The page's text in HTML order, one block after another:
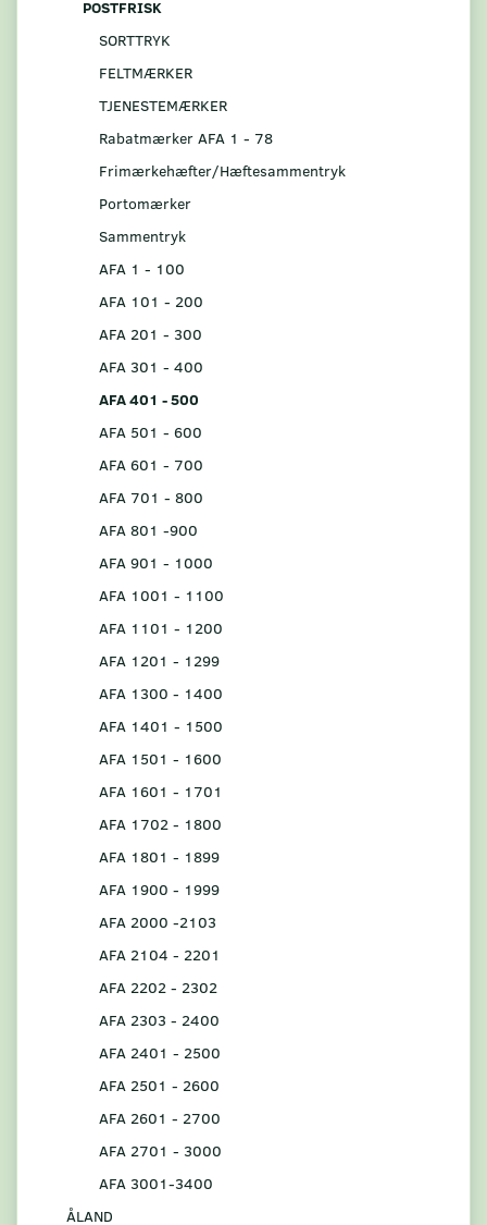
POSTFRISK
SORTTRYK
FELTMÆRKER
TJENESTEMÆRKER
Rabatmærker AFA 1 - 78
Frimærkehæfter/Hæftesammentryk
Portomærker
Sammentryk
AFA 1 - 100
AFA 101 - 200
AFA 201 - 300
AFA 301 - 400
AFA 401 - 500
AFA 501 - 600
AFA 601 - 700
AFA 701 - 800
AFA 801 -900
AFA 901 - 1000
AFA 1001 - 1100
AFA 1101 - 1200
AFA 1201 - 1299
AFA 1300 - 1400
AFA 1401 - 1500
AFA 1501 - 1600
AFA 1601 - 1701
AFA 1702 - 1800
AFA 1801 - 1899
AFA 1900 - 1999
AFA 2000 -2103
AFA 2104 - 2201
AFA 2202 - 2302
AFA 2303 - 2400
AFA 2401 - 2500
AFA 2501 - 2600
AFA 2601 - 2700
AFA 2701 - 3000
AFA 3001-3400
ÅLAND